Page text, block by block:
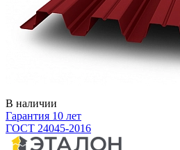
В наличии
Гарантия 10 лет
ГОСТ 24045-2016